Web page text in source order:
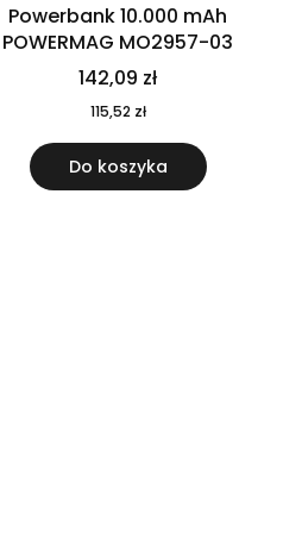
Powerbank 10.000 mAh
POWERMAG MO2957-03
142,09 zł
115,52 zł
Do koszyka